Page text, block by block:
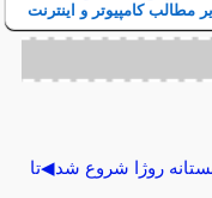
مطالب کامپیوتر و اینترنت
روژا شروع شد◀تا